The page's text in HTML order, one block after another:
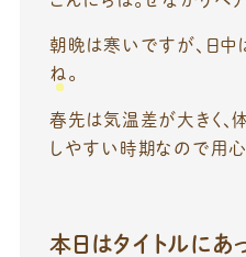
朝晩は寒いですが、日中
ね。
春先は気温差が大きく、
しやすい時期なので用心
本日はタイトルにあっ